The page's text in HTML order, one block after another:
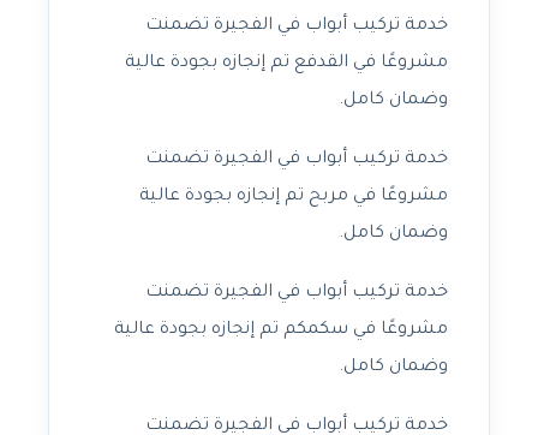
خدمة تركيب أبواب في الفجيرة تضمنت
مشروعًا في القدفع تم إنجازه بجودة عالية
وضمان كامل.
خدمة تركيب أبواب في الفجيرة تضمنت
مشروعًا في مربح تم إنجازه بجودة عالية
وضمان كامل.
خدمة تركيب أبواب في الفجيرة تضمنت
مشروعًا في سكمكم تم إنجازه بجودة عالية
وضمان كامل.
خدمة تركيب أبواب في الفجيرة تضمنت